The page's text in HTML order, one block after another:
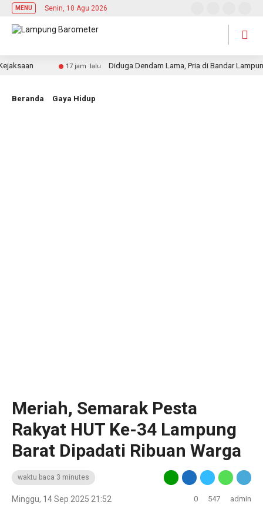
MENU Senin, 10 Agu 2026
17 jam lalu Diduga Dendam Lama, Pria di Bandar Lampung
Beranda Gaya Hidup
‎Meriah, Semarak Pesta
Rakyat HUT Ke-34 Lampung
Barat Dipadati Ribuan Warga
waktu baca 3 minutes
Minggu, 14 Sep 2025 21:52 0 547 admin